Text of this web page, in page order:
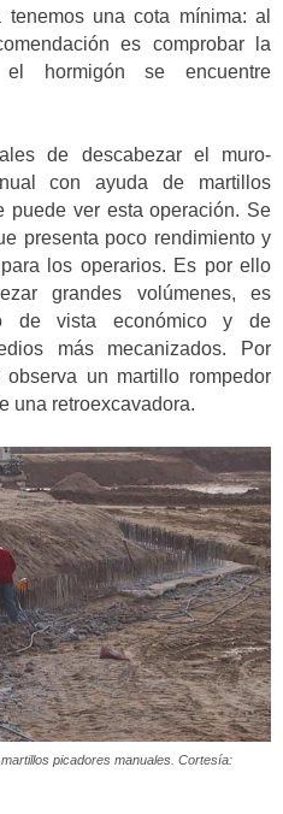
tenemos una cota mínima: al
es comprobar la
hormigón se encuentre
de descabezar el muro-
con ayuda de martillos
puede ver esta operación. Se
presenta poco rendimiento y
los operarios. Es por ello
grandes volúmenes, es
de vista económico y de
más mecanizados. Por
un martillo rompedor
una retroexcavadora.
picadores manuales. Cortesía: